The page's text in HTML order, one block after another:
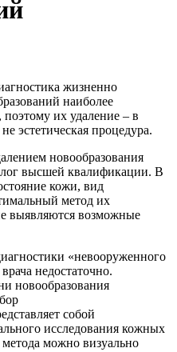
жизненно
наиболее
их удаление – в
эстетическая процедура.
новообразования
высшей квалификации. В
кожи, вид
метод их
выявляются возможные
«невооруженного
недостаточно.
новообразования
собой
исследования кожных
можно визуально